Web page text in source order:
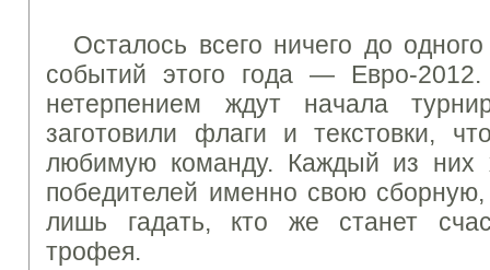
Осталось всего ничего до
событий этого года — Евро-
нетерпением ждут начала
заготовили флаги и текстовки,
любимую команду. Каждый из них
победителей именно свою
лишь гадать, кто же станет
трофея.